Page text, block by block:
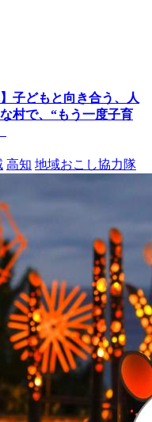
子どもと向き合う、人
村で、“もう一度子育
高知 地域おこし協力隊